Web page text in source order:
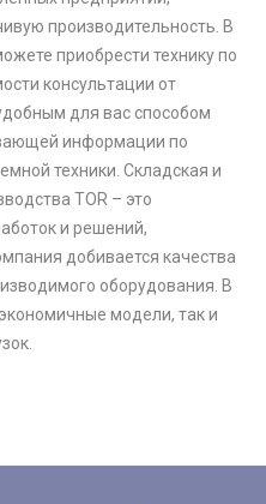
производительность. В
приобрести технику по
консультации от
для вас способом
информации по
техники. Складская и
TOR – это
и решений,
добивается качества
оборудования. В
модели, так и